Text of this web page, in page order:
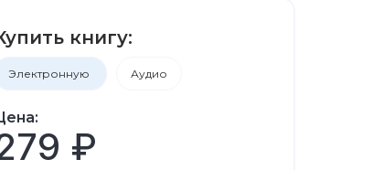
книгу:
Электронную Аудио
₽